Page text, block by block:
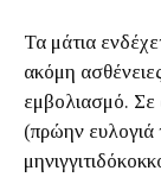
Τα μάτια
ακόμη
εμβολιασμό. Σε
(πρώην ευλογιά